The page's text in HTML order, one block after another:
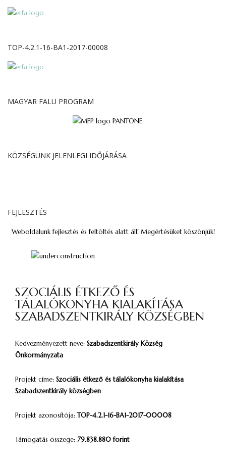
TOP-4.2.1-16-BA1-2017-00008
MAGYAR FALU PROGRAM
KÖZSÉGÜNK JELENLEGI IDŐJÁRÁSA
FEJLESZTÉS
Weboldalunk fejlesztés és feltöltés alatt áll! Megértésüket köszönjük!
SZOCIÁLIS ÉTKEZŐ ÉS
TÁLALÓKONYHA KIALAKÍTÁSA
SZABADSZENTKIRÁLY KÖZSÉGBEN
Kedvezményezett neve: Szabadszentkirály Község
Önkormányzata
Projekt címe: Szociális étkező és tálalókonyha kialakítása
Szabadszentkirály községben
Projekt azonosítója:TOP-4.2.1-16-BA1-2017-00008
Támogatás összege: 79.838.880 forint